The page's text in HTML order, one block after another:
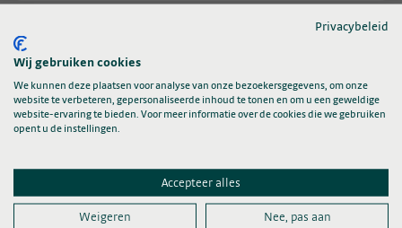
Orthopedie
Privacybeleid
Wij gebruiken cookies
We kunnen deze plaatsen voor analyse van onze bezoekersgegevens, om onze
website te verbeteren, gepersonaliseerde inhoud te tonen en om u een geweldige
website-ervaring te bieden. Voor meer informatie over de cookies die we gebruiken
opent u de instellingen.
Accepteer alles
Weigeren Nee, pas aan